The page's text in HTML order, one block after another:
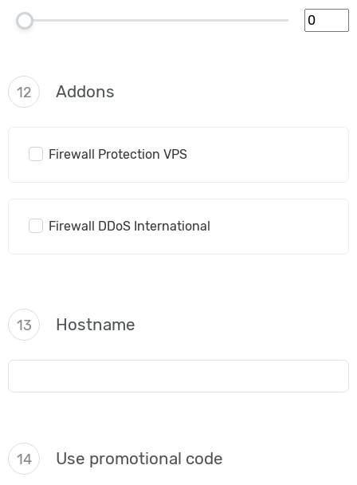
12 Addons
Firewall Protection VPS
Firewall DDoS International
13 Hostname
14 Use promotional code